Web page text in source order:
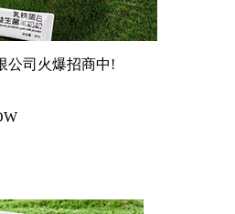
公司火爆招商中!